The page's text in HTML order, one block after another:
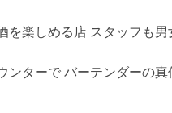
を楽しめる店 スタッフも男
ンターで バーテンダーの真